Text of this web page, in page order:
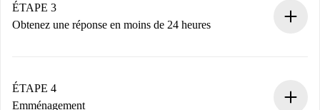
Nous ne vous facturerons rien tant que le propriétaire
n’aura pas accepté.
ÉTAPE 3
Obtenez une réponse en moins de 24 heures
contact avec le propriétaire.
Si refusé : aucun prélèvement et nous vous proposerons
ÉTAPE 4
Emménagement